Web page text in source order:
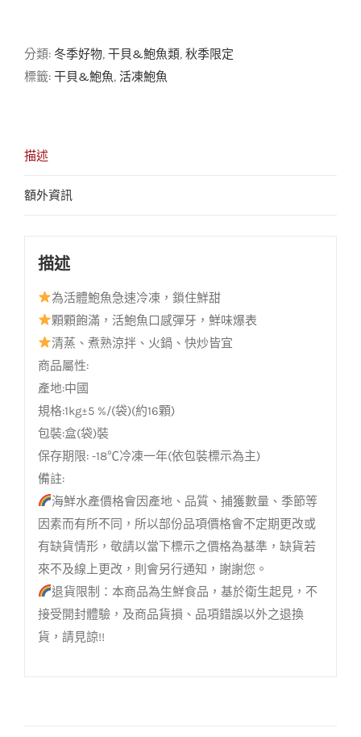
分類: 冬季好物, 干貝&鮑魚類, 秋季限定
標籤: 干貝&鮑魚, 活凍鮑魚
描述
額外資訊
描述
為活體鮑魚急速冷凍，鎖住鮮甜
顆顆飽滿，活鮑魚口感彈牙，鮮味爆表
清蒸、煮熟涼拌、火鍋、快炒皆宜
商品屬性:
產地:中國
規格:1kg±5 %/(袋)(約16顆)
包裝:盒(袋)裝
保存期限: -18℃冷凍一年(依包裝標示為主)
備註:
海鮮水產價格會因產地、品質、捕獲數量、季節等
因素而有所不同，所以部份品項價格會不定期更改或
有缺貨情形，敬請以當下標示之價格為基準，缺貨若
來不及線上更改，則會另行通知，謝謝您。
退貨限制：本商品為生鮮食品，基於衛生起見，不
接受開封體驗，及商品貨損、品項錯誤以外之退換
貨，請見諒!!